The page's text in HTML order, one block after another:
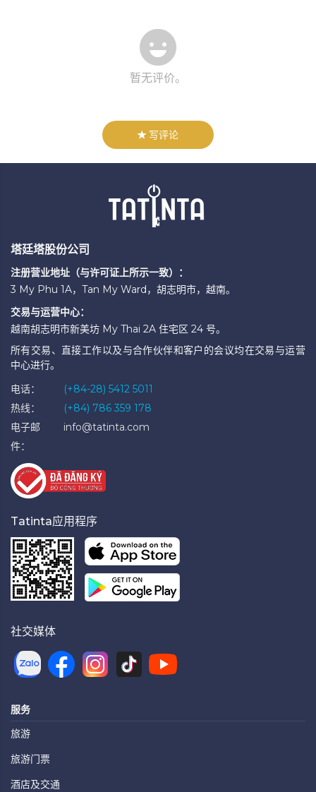
暂无评价。
写评论
塔廷塔股份公司
注册营业地址（与许可证上所示一致）：
3 My Phu 1A，Tan My Ward，胡志明市，越南。
交易与运营中心：
越南胡志明市新美坊 My Thai 2A 住宅区 24 号。
所有交易、直接工作以及与合作伙伴和客户的会议均在交易与运营
中心进行。
电话：
(+84-28) 5412 5011
热线：
(+84) 786 359 178
电子邮
件：
info@tatinta.com
Tatinta应用程序
社交媒体
服务
旅游
旅游门票
酒店及交通